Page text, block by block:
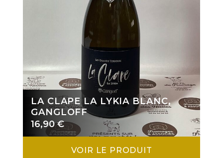
LA CLAPE LA LYKIA BLANC,
GANGLOFF
16,90€
VOIR LE PRODUIT